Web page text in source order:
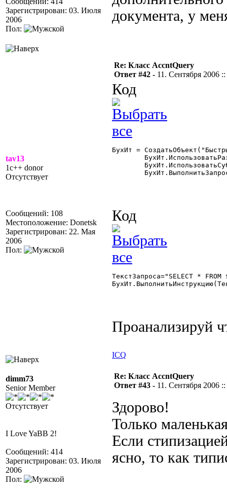
Зарегистрирован: 03. Июля
2006
Пол:
документа, у
tav13
1c++ donor
Отсутствует
Сообщений: 108
Местоположение: Donetsk
Зарегистрирован: 22. Мая
2006
Пол:
Re: Класс AccntQuery
Ответ #42 - 11. Сентября 2006
Код
БухИт =
Код
ТекстЗапроса="SELECT *
Проанализируй
ICQ
dimm73
Senior Member
Отсутствует
I Love YaBB 2!
Сообщений: 414
Зарегистрирован: 03. Июля
2006
Пол:
Re: Класс AccntQuery
Ответ #43 - 11. Сентября 2006
Здорово!
Только
Если
ясно, то как